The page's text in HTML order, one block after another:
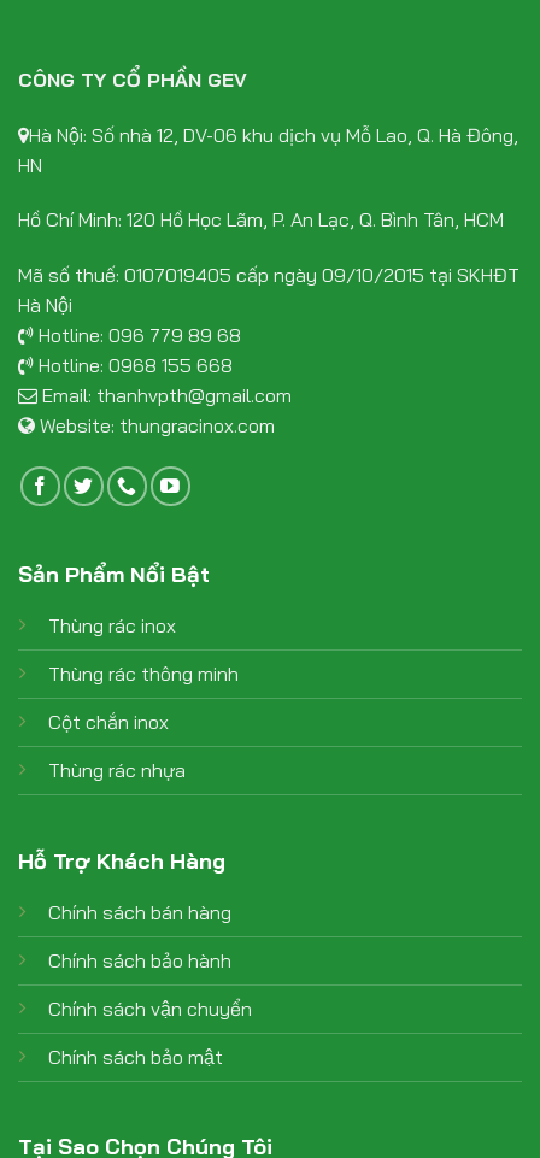
CÔNG TY CỔ PHẦN GEV
Hà Nội: Số nhà 12, DV-06 khu dịch vụ Mỗ Lao, Q. Hà Đông,
HN
Hồ Chí Minh: 120 Hồ Học Lãm, P. An Lạc, Q. Bình Tân, HCM
Mã số thuế: 0107019405 cấp ngày 09/10/2015 tại SKHĐT
Hà Nội
Hotline: 096 779 89 68
Hotline: 0968 155 668
Email: thanhvpth@gmail.com
Website: thungracinox.com
Sản Phẩm Nổi Bật
Thùng rác inox
Thùng rác thông minh
Cột chắn inox
Thùng rác nhựa
Hỗ Trợ Khách Hàng
Chính sách bán hàng
Chính sách bảo hành
Chính sách vận chuyển
Chính sách bảo mật
Tại Sao Chọn Chúng Tôi